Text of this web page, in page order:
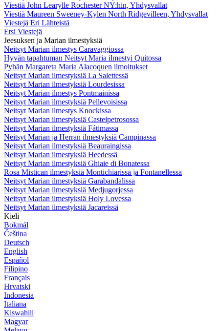
Viestiä John Learylle Rochester NY:hin, Yhdysvallat
Viestiä Maureen Sweeney-Kylen North Ridgevilleen, Yhdysvallat
Viestejä Eri Lähteistä
Etsi Viestejä
Jeesuksen ja Marian ilmestyksiä
Neitsyt Marian ilmestys Caravaggiossa
Hyvän tapahtuman Neitsyt Maria ilmestyi Quitossa
Pyhän Margareta Maria Alacoquen ilmoitukset
Neitsyt Marian ilmestyksiä La Salettessä
Neitsyt Marian ilmestyksiä Lourdesissa
Neitsyt Marian ilmestys Pontmainissa
Neitsyt Marian ilmestyksiä Pellevoisissa
Neitsyt Marian ilmestys Knockissa
Neitsyt Marian ilmestyksiä Castelpetrosossa
Neitsyt Marian ilmestyksiä Fátimassa
Neitsyt Marian ja Herran ilmestyksiä Campinassa
Neitsyt Marian ilmestyksiä Beauraingissa
Neitsyt Marian ilmestyksiä Heedessä
Neitsyt Marian ilmestyksiä Ghiaie di Bonatessa
Rosa Mistican ilmestyksiä Montichiarissa ja Fontanellessa
Neitsyt Marian ilmestyksiä Garabandalissa
Neitsyt Marian ilmestyksiä Medjugorjessa
Neitsyt Marian ilmestyksiä Holy Lovessa
Neitsyt Marian ilmestyksiä Jacareissä
Kieli
Bokmål
Čeština
Deutsch
English
Español
Filipino
Français
Hrvatski
Indonesia
Italiana
Kiswahili
Magyar